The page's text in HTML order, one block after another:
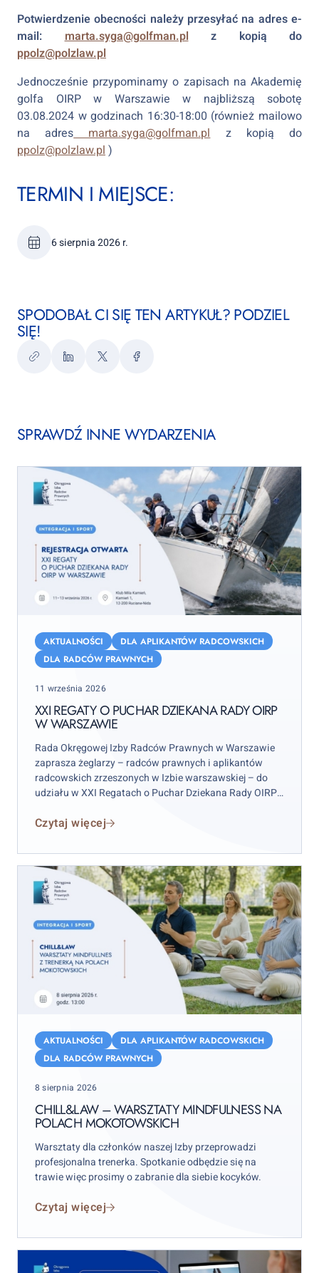
Potwierdzenie obecności należy przesyłać na adres e-
mail: marta.syga@golfman.pl z kopią do
ppolz@polzlaw.pl
Jednocześnie przypominamy o zapisach na Akademię
golfa OIRP w Warszawie w najbliższą sobotę
03.08.2024 w godzinach 16:30-18:00 (również mailowo
na adres marta.syga@golfman.pl z kopią do
ppolz@polzlaw.pl )
TERMIN I MIEJSCE:
6 sierpnia 2026 r.
SPODOBAŁ CI SIĘ TEN ARTYKUŁ? PODZIEL
SIĘ!
KopiujLinkedInTwitter Facebook
SPRAWDŹ INNE WYDARZENIA
Regaty
Dziekana
Rady
OIRP
Warszawie
AKTUALNOŚCI
DLA APLIKANTÓW RADCOWSKICH
DLA RADCÓW PRAWNYCH
Posted
11 września 2026
XXI REGATY O PUCHAR DZIEKANA RADY OIRP
W WARSZAWIE
Rada Okręgowej Izby Radców Prawnych w Warszawie
zaprasza żeglarzy – radców prawnych i aplikantów
radcowskich zrzeszonych w Izbie warszawskiej – do
udziału w XXI Regatach o Puchar Dziekana Rady OIRP
września 2026 r. (sobota–niedziela), przy czym
Czytaj więcej
warsztaty
Polach
Mokotowskich
AKTUALNOŚCI
DLA APLIKANTÓW RADCOWSKICH
DLA RADCÓW PRAWNYCH
Posted
8 sierpnia 2026
CHILL&LAW – WARSZTATY MINDFULNESS NA
POLACH MOKOTOWSKICH
Warsztaty dla członków naszej Izby przeprowadzi
profesjonalna trenerka. Spotkanie odbędzie się na
trawie więc prosimy o zabranie dla siebie kocyków.
Czytaj więcej